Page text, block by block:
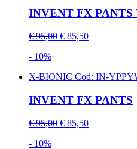
INVENT FX PANTS
€ 95,00 € 85,50
- 10%
X-BIONIC Cod: IN-
INVENT FX PANTS
€ 95,00 € 85,50
- 10%